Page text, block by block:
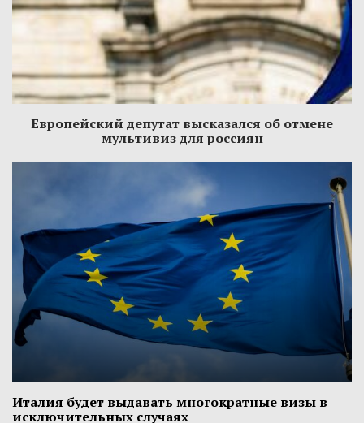
Европейский депутат высказался об отмене
мультивиз для россиян
Италия будет выдавать многократные визы в
исключительных случаях